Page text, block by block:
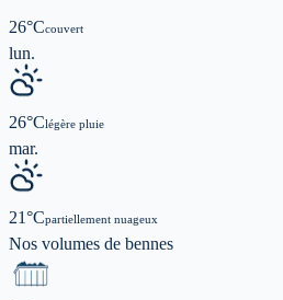
26°Ccouvert
lun.
26°Clégère pluie
mar.
21°Cpartiellement nuageux
Nos volumes de bennes